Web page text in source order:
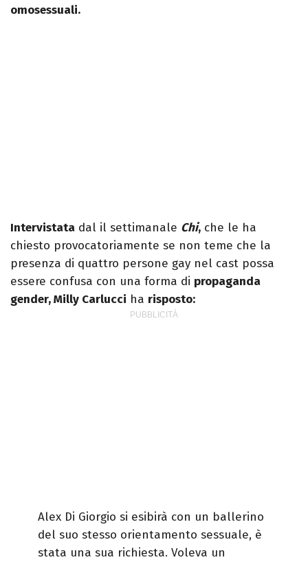
omosessuali.
Intervistata dal il settimanale Chi, che le ha
chiesto provocatoriamente se non teme che la
presenza di quattro persone gay nel cast possa
essere confusa con una forma di propaganda
gender, Milly Carlucci ha risposto:
Alex Di Giorgio si esibirà con un ballerino
del suo stesso orientamento sessuale, è
stata una sua richiesta. Voleva un